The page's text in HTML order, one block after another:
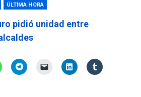
ÚLTIMA HORA
pidió unidad entre